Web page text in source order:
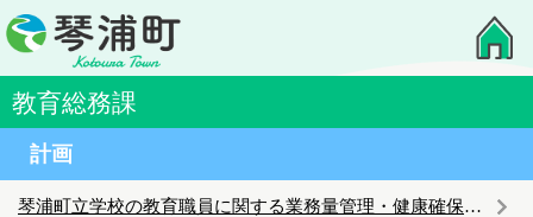
教育総務課
計画
琴浦町立学校の教育職員に関する業務量管理・健康確保措置実施計画を策定しました